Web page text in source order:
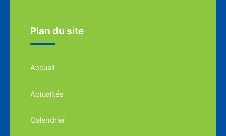
Plan du site
Accueil
Actualités
Calendrier